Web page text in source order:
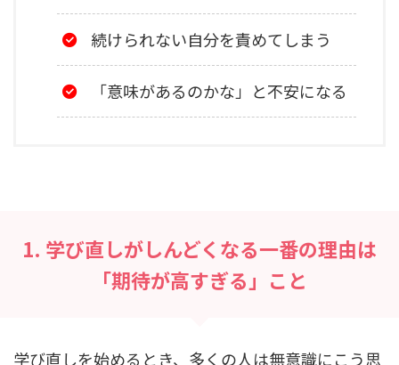
続けられない自分を責めてしまう
「意味があるのかな」と不安になる
1. 学び直しがしんどくなる一番の理由は
「期待が高すぎる」こと
学び直しを始めるとき、多くの人は無意識にこう思